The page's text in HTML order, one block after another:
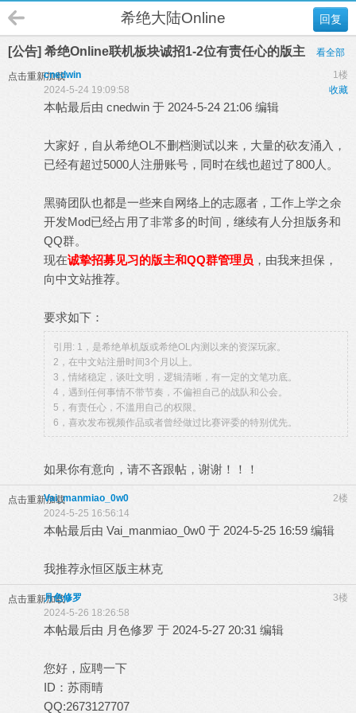
回复
希绝大陆Online
[公告] 希绝Online联机板块诚招1-2位有责任心的版主 看全部
点击重新加载 1楼
cnedwin
收藏
2024-5-24 19:09:58
本帖最后由 cnedwin 于 2024-5-24 21:06 编辑
大家好，自从希绝OL不删档测试以来，大量的砍友涌入，
已经有超过5000人注册账号，同时在线也超过了800人。
黑骑团队也都是一些来自网络上的志愿者，工作上学之余
开发Mod已经占用了非常多的时间，继续有人分担版务和
QQ群。
现在诚挚招募见习的版主和QQ群管理员 ，由我来担保，
向中文站推荐。
要求如下：
引用: 1，是希绝单机版或希绝OL内测以来的资深玩家。
2，在中文站注册时间3个月以上。
3，情绪稳定，谈吐文明，逻辑清晰，有一定的文笔功底。
4，遇到任何事情不带节奏，不偏袒自己的战队和公会。
5，有责任心，不滥用自己的权限。
6，喜欢发布视频作品或者曾经做过比赛评委的特别优先。
如果你有意向，请不吝跟帖，谢谢！！！
点击重新加载 2楼
Vai_manmiao_0w0
2024-5-25 16:56:14
本帖最后由 Vai_manmiao_0w0 于 2024-5-25 16:59 编辑
我推荐永恒区版主林克
点击重新加载 3楼
月色修罗
2024-5-26 18:26:58
本帖最后由 月色修罗 于 2024-5-27 20:31 编辑
您好，应聘一下
ID：苏雨晴
QQ:2673127707